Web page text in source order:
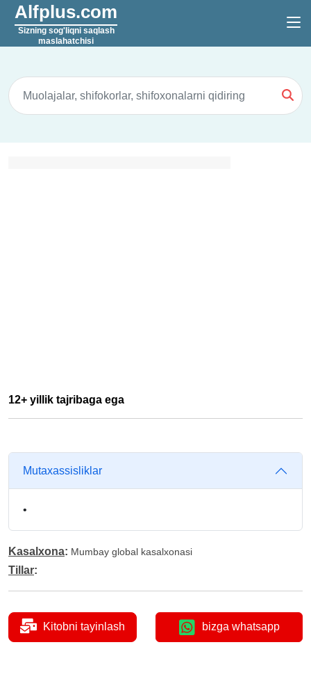
Alfplus.com
Sizning sog'liqni saqlash
maslahatchisi
12+ yillik tajribaga ega
Mutaxassisliklar
•
Kasalxona: Mumbay global kasalxonasi
Tillar:
Kitobni tayinlash bizga whatsapp